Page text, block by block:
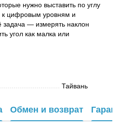
нужно выставить по углу
к цифровым уровням и
задача — измерять наклон
угол как малка или
Тайвань
Обмен и возврат